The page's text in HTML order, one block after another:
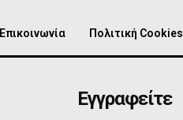
Επικοινωνία Πολιτική Cookies
Εγγραφείτε